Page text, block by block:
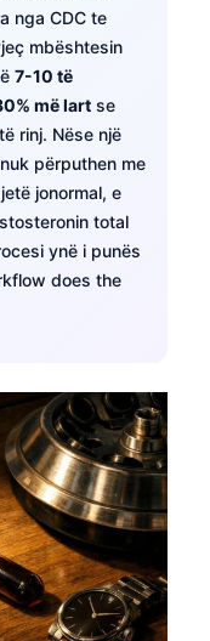
nga CDC te
mbështesin
7-10 të
më lart se
rinj. Nëse një
përputhen me
jonormal, e
total
ynë i punës
does the